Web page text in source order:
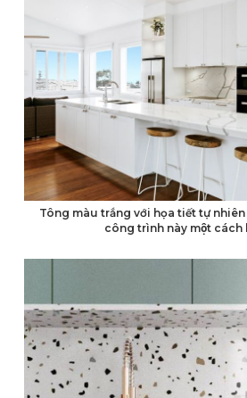
Tông màu trắng với họa tiết tự
công trình này một cách